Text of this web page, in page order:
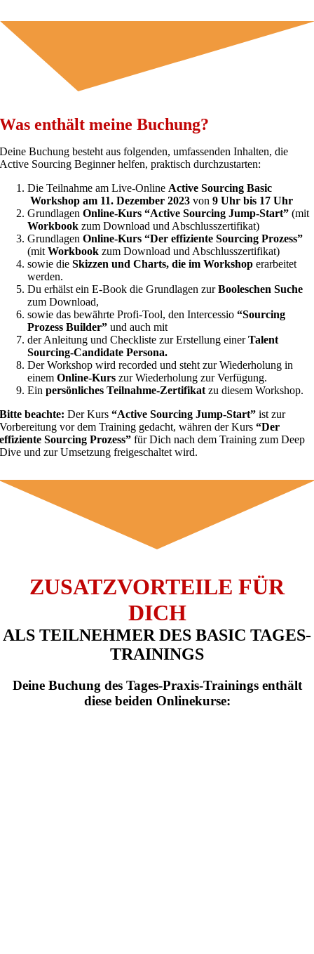
Was enthält meine Buchung?
Deine Buchung besteht aus folgenden, umfassenden Inhalten, die
Active Sourcing Beginner helfen, praktisch durchzustarten:
Die Teilnahme am Live-Online Active Sourcing Basic
Workshop am 11. Dezember 2023 von9 Uhr bis 17 Uhr
GrundlagenOnline-Kurs “Active Sourcing Jump-Start”(mit
Workbook zum Download und Abschlusszertifikat)
GrundlagenOnline-Kurs “Der effiziente Sourcing Prozess”
(mitWorkbook zum Download und Abschlusszertifikat)
sowie dieSkizzen und Charts, die im Workshop erarbeitet
werden.
Du erhälst ein E-Book die Grundlagen zurBooleschen Suche
zum Download,
sowie das bewährte Profi-Tool, den Intercessio“Sourcing
Prozess Builder”und auch mit
der Anleitung und Checkliste zur Erstellung einerTalent
Sourcing-Candidate Persona.
Der Workshop wird recorded und steht zur Wiederholung in
einemOnline-Kurs zur Wiederholung zur Verfügung.
Einpersönliches Teilnahme-Zertifikat zu diesem Workshop.
Bitte beachte: Der Kurs“Active Sourcing Jump-Start” ist zur
Vorbereitung vor dem Training gedacht, währen der Kurs“Der
effiziente Sourcing Prozess”für Dich nach dem Training zum Deep
Dive und zur Umsetzung freigeschaltet wird.
ZUSATZVORTEILE FÜR
DICH
ALS TEILNEHMER DES BASIC TAGES-
TRAININGS
Deine Buchung des Tages-Praxis-Trainings enthält
diese beiden Onlinekurse: